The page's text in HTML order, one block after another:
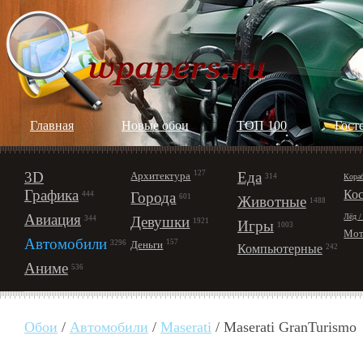
Главная Новые обои ТОП 100
3D
Графика 444
Авиация 344
Автомобили 3296
Аниме 536
Архитектура 127
Города 601
Девушки 1921
Деньги 157
Еда 314
Животные 1488
Игры 1003
Компьютерные 242
Лёд
Обои / Автомобили / Maserati / Maserati GranTurismo